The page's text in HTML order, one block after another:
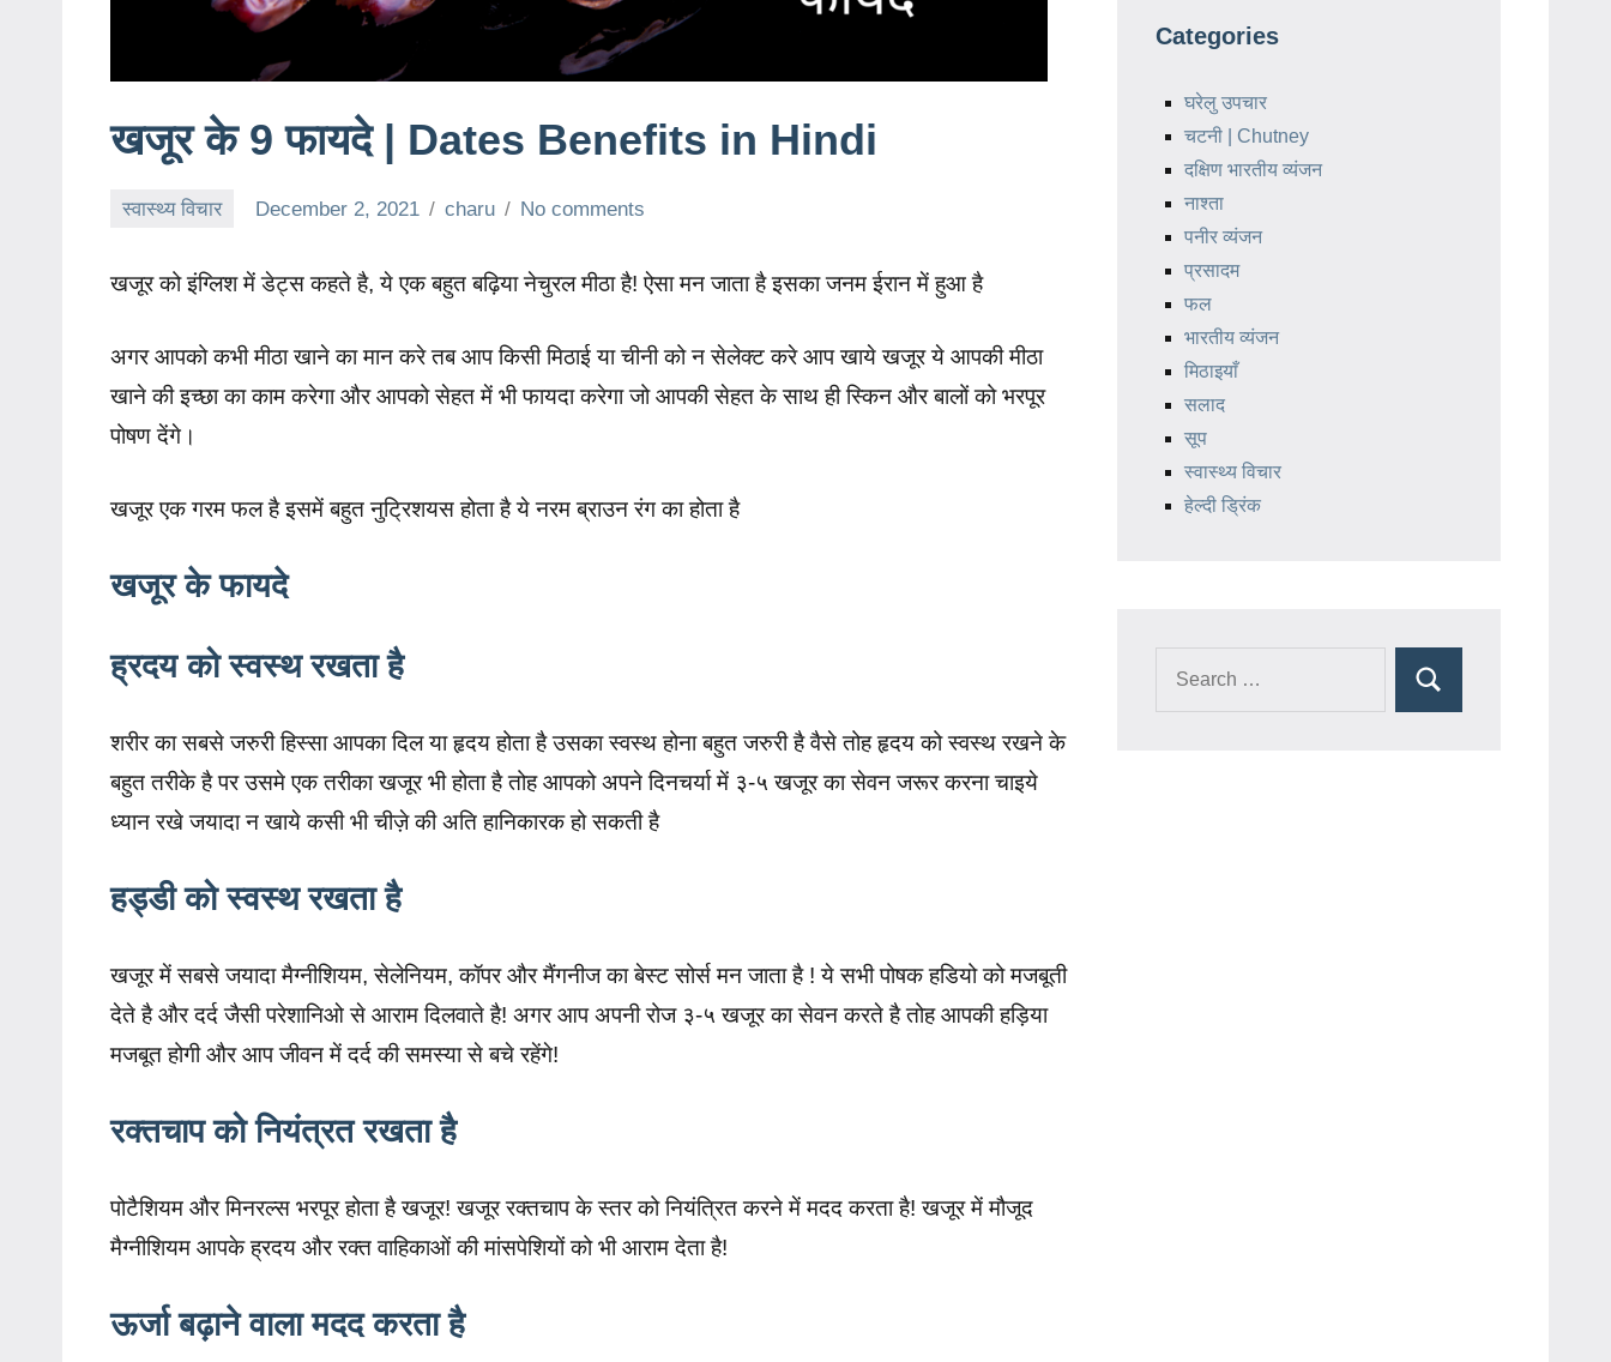
खजूर के 9 फायदे | Dates Benefits in Hindi
स्वास्थ्य विचार December 2, 2021 charu No comments
खजूर को इंग्लिश में डेट्स कहते है, ये एक बहुत बढ़िया नेचुरल मीठा है! ऐसा मन जाता है इसका जनम ईरान में हुआ है
अगर आपको कभी मीठा खाने का मान करे तब आप किसी मिठाई या चीनी को न सेलेक्ट करे आप खाये खजूर ये आपकी मीठा
खाने की इच्छा का काम करेगा और आपको सेहत में भी फायदा करेगा जो आपकी सेहत के साथ ही स्किन और बालों को भरपूर
पोषण देंगे।
खजूर एक गरम फल है इसमें बहुत नुट्रिशयस होता है ये नरम ब्राउन रंग का होता है
खजूर के फायदे
ह्रदय को स्वस्थ रखता है
शरीर का सबसे जरुरी हिस्सा आपका दिल या हृदय होता है उसका स्वस्थ होना बहुत जरुरी है वैसे तोह हृदय को स्वस्थ रखने के
बहुत तरीके है पर उसमे एक तरीका खजूर भी होता है तोह आपको अपने दिनचर्या में ३-५ खजूर का सेवन जरूर करना चाइये
ध्यान रखे जयादा न खाये कसी भी चीज़े की अति हानिकारक हो सकती है
हड्डी को स्वस्थ रखता है
खजूर में सबसे जयादा मैग्नीशियम, सेलेनियम, कॉपर और मैंगनीज का बेस्ट सोर्स मन जाता है ! ये सभी पोषक हडियो को मजबूती
देते है और दर्द जैसी परेशानिओ से आराम दिलवाते है! अगर आप अपनी रोज ३-५ खजूर का सेवन करते है तोह आपकी हड़िया
मजबूत होगी और आप जीवन में दर्द की समस्या से बचे रहेंगे!
रक्तचाप को नियंत्रत रखता है
पोटैशियम और मिनरल्स भरपूर होता है खजूर! खजूर रक्तचाप के स्तर को नियंत्रित करने में मदद करता है! खजूर में मौजूद
मैग्नीशियम आपके ह्रदय और रक्त वाहिकाओं की मांसपेशियों को भी आराम देता है!
ऊर्जा बढ़ाने वाला मदद करता है
Categories
घरेलु उपचार
चटनी | Chutney
दक्षिण भारतीय व्यंजन
नाश्ता
पनीर व्यंजन
प्रसादम
फल
भारतीय व्यंजन
मिठाइयाँ
सलाद
सूप
स्वास्थ्य विचार
हेल्दी ड्रिंक
Search